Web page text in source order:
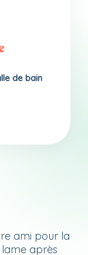
ami pour la
lame après
de bain